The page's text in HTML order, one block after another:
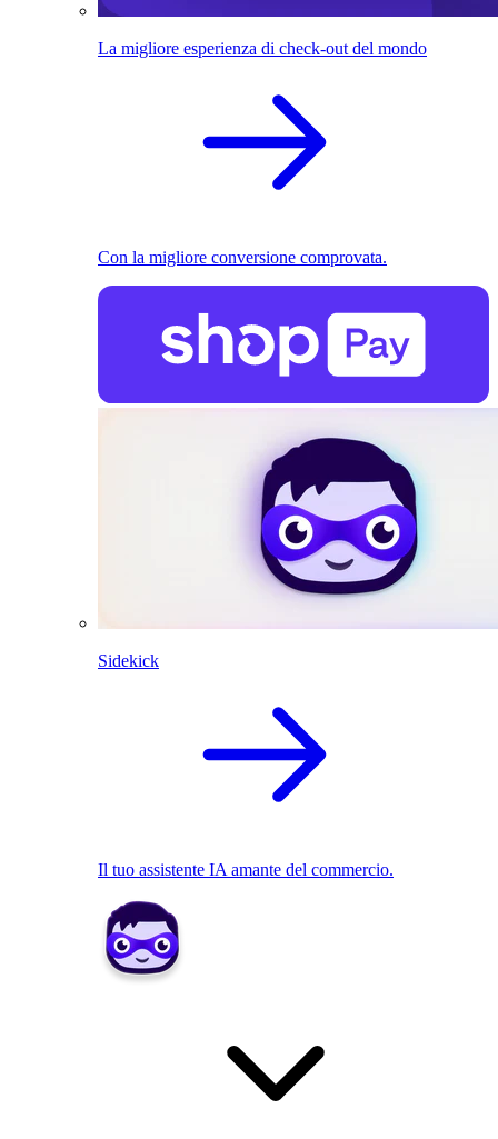
La migliore esperienza di check-out del mondo
Con la migliore conversione comprovata.
Sidekick
Il tuo assistente IA amante del commercio.